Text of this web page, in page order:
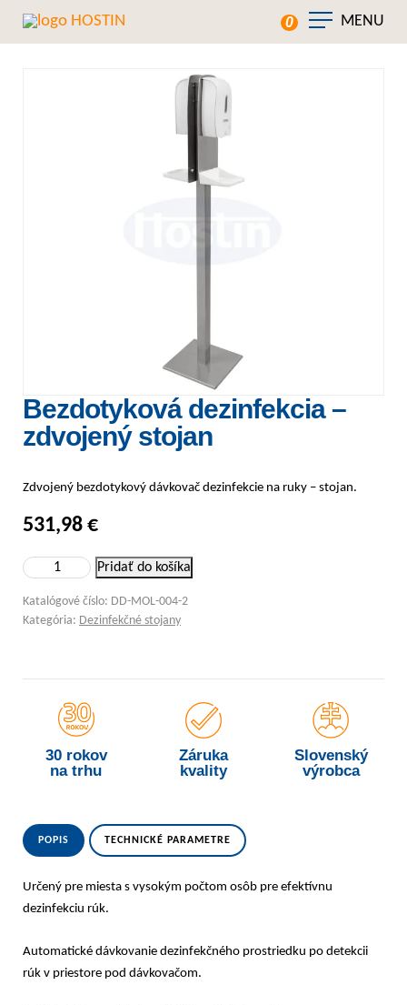
0 MENU
Bezdotyková dezinfekcia –
zdvojený stojan
Zdvojený bezdotykový dávkovač dezinfekcie na ruky – stojan.
531,98 €
množstvo Bezdotyková dezinfekcia - zdvojený stojan
Pridať do košíka
Katalógové číslo: DD-MOL-004-2
Kategória: Dezinfekčné stojany
30 rokov
na trhu
Záruka
kvality
Slovenský
výrobca
POPIS TECHNICKÉ PARAMETRE
Určený pre miesta s vysokým počtom osôb pre efektívnu
dezinfekciu rúk.
Automatické dávkovanie dezinfekčného prostriedku po detekcii
rúk v priestore pod dávkovačom.